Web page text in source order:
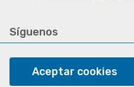
Síguenos
Aceptar cookies